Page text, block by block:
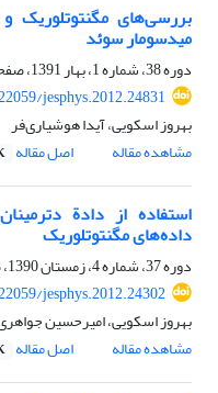
بررسی‌های مگنتوتلوریک و
میدسومار سوئد
دوره 38، شماره 1، بهار 1391، صفحه
jesphys.2012.24831
بهروز اسکویی، آیدا هوشیاری‌فر
مشاهده مقاله
اصل مقاله
استفاده از دادة
داده‌های مگنتوتلوریک
دوره 37، شماره 4، زمستان 1390، صفحه
jesphys.2012.24302
بهروز اسکویی، امیرحسین
مشاهده مقاله
اصل مقاله